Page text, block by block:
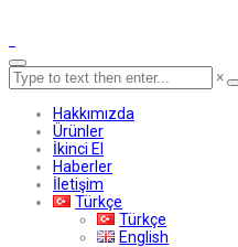
×
Hakkımızda
Ürünler
İkinci El
Haberler
İletişim
Türkçe
Türkçe
English